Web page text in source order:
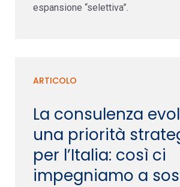
espansione “selettiva”.
ARTICOLO
La consulenza
una priorità
per l’Italia: così ci
impegniamo a